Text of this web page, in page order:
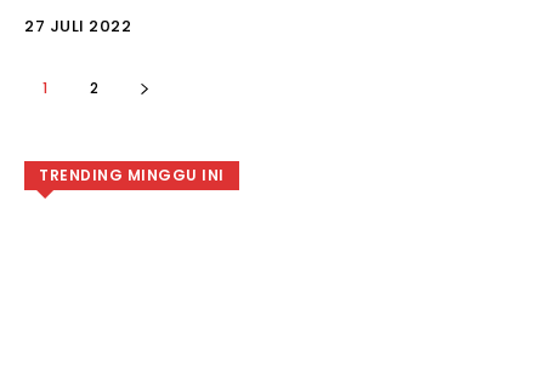
27 JULI 2022
1 2
TRENDING MINGGU INI